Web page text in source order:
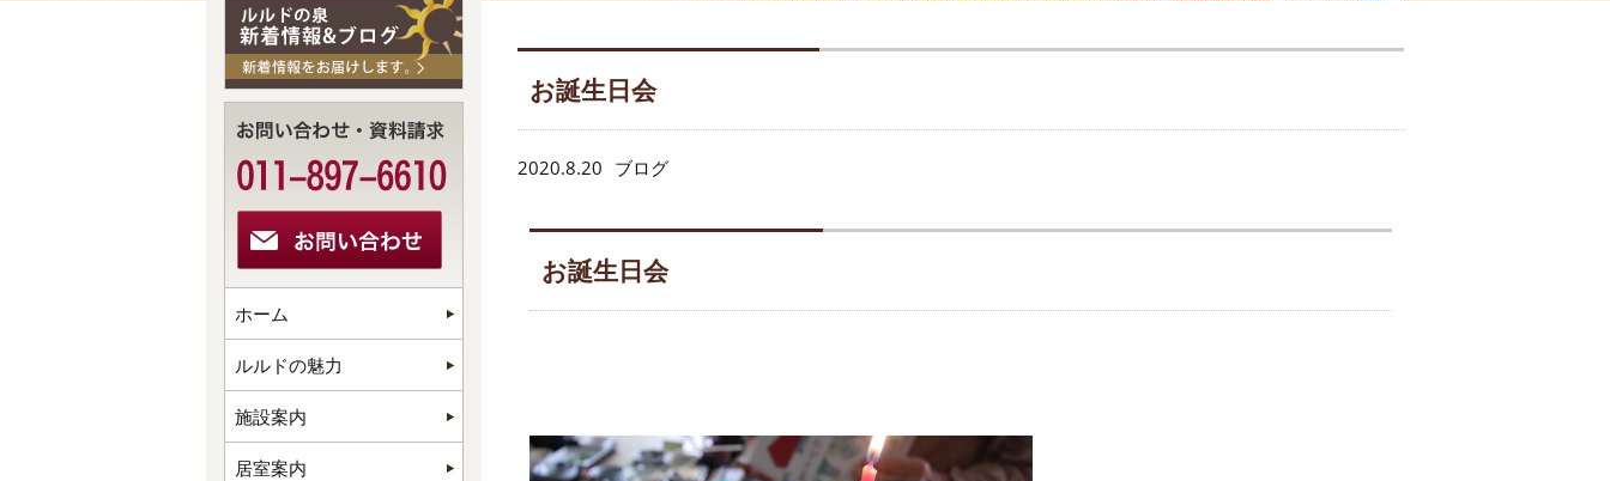
お誕生日会
2020.8.20 ブログ
お誕生日会
ホーム
ルルドの魅力
施設案内
居室案内